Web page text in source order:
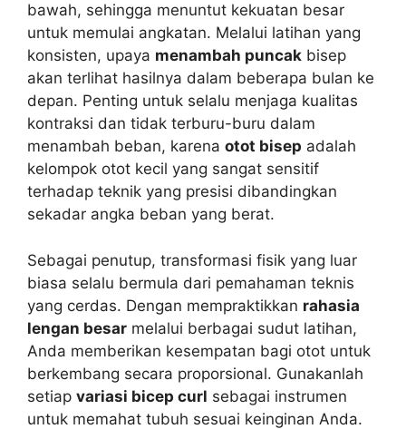
bawah, sehingga menuntut kekuatan besar
untuk memulai angkatan. Melalui latihan yang
konsisten, upaya menambah puncak bisep
akan terlihat hasilnya dalam beberapa bulan ke
depan. Penting untuk selalu menjaga kualitas
kontraksi dan tidak terburu-buru dalam
menambah beban, karena otot bisep adalah
kelompok otot kecil yang sangat sensitif
terhadap teknik yang presisi dibandingkan
sekadar angka beban yang berat.
Sebagai penutup, transformasi fisik yang luar
biasa selalu bermula dari pemahaman teknis
yang cerdas. Dengan mempraktikkan rahasia
lengan besar melalui berbagai sudut latihan,
Anda memberikan kesempatan bagi otot untuk
berkembang secara proporsional. Gunakanlah
setiap variasi bicep curl sebagai instrumen
untuk memahat tubuh sesuai keinginan Anda.